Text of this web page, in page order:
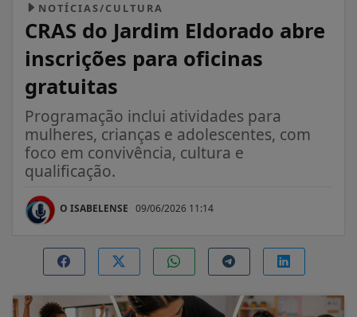
NOTÍCIAS/CULTURA
CRAS do Jardim Eldorado abre
inscrições para oficinas
gratuitas
Programação inclui atividades para
mulheres, crianças e adolescentes, com
foco em convivência, cultura e
qualificação.
O ISABELENSE 09/06/2026 11:14